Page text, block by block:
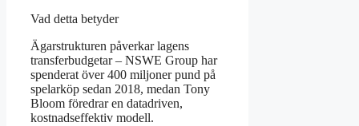
Vad detta betyder
Ägarstrukturen påverkar lagens
transferbudgetar – NSWE Group har
spenderat över 400 miljoner pund på
spelarköp sedan 2018, medan Tony
Bloom föredrar en datadriven,
kostnadseffektiv modell.